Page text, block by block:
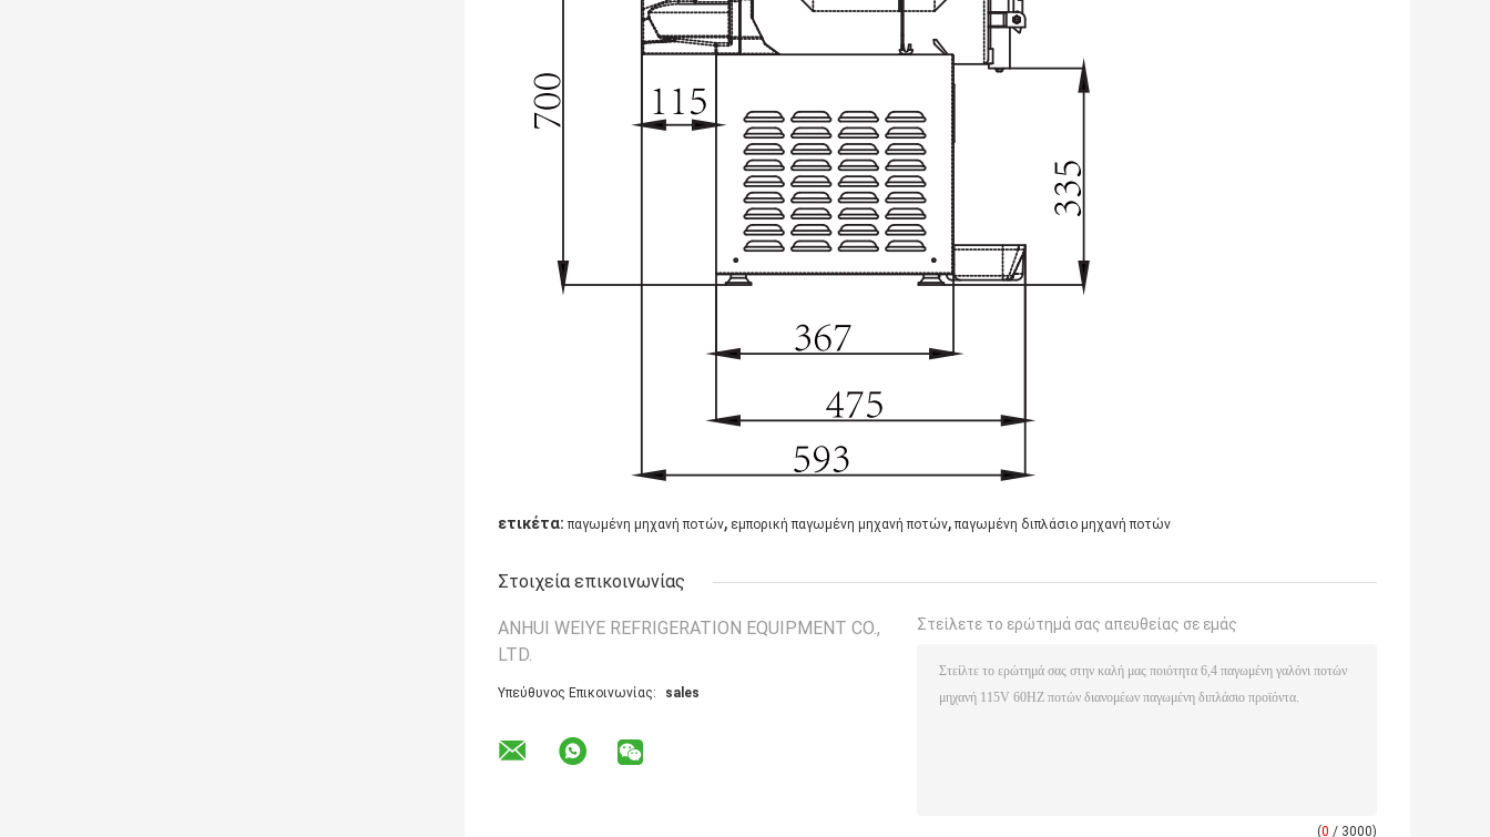
ετικέτα: παγωμένη μηχανή ποτών, εμπορική παγωμένη μηχανή ποτών, παγωμένη διπλάσιο μηχανή ποτών
Στοιχεία επικοινωνίας
ANHUI WEIYE REFRIGERATION EQUIPMENT CO.,
LTD.
Υπεύθυνος Επικοινωνίας: sales
Στείλετε το ερώτημά σας απευθείας σε εμάς
(0 / 3000)